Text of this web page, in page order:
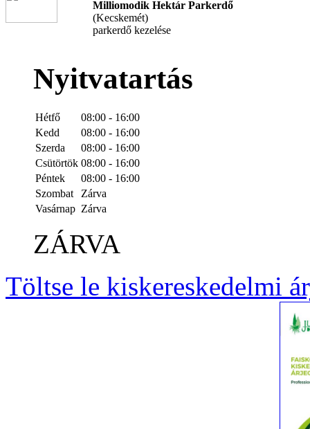
Milliomodik Hektár Parkerdő
(Kecskemét)
parkerdő kezelése
Nyitvatartás
Hétfő
08:00 - 16:00
Kedd
08:00 - 16:00
Szerda
08:00 - 16:00
Csütörtök 08:00 - 16:00
Péntek
08:00 - 16:00
Szombat
Zárva
Vasárnap Zárva
ZÁRVA
Töltse le kiskereskedelmi